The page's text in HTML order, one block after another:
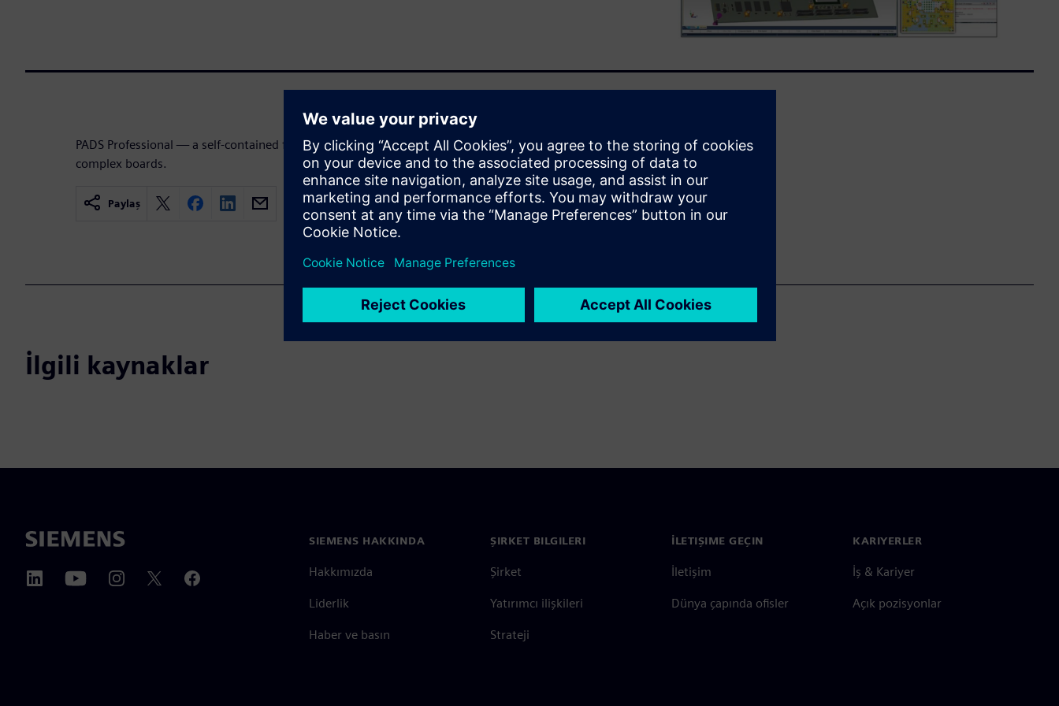
PADS Professional — a self-contained flow for the engineer who designs
complex boards.
Paylaş
İlgili kaynaklar
SIEMENS HAKKINDA
Hakkımızda
Liderlik
Haber ve basın
ŞIRKET BILGILERI
Şirket
Yatırımcı ilişkileri
Strateji
İLETIŞIME GEÇIN
İletişim
Dünya çapında ofisler
KARIYERLER
İş & Kariyer
Açık pozisyonlar